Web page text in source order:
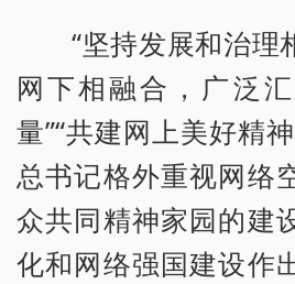
“坚持发展和治理
网下相融合，广泛
量”“共建网上美好精
总书记格外重视网络
众共同精神家园的建
化和网络强国建设作